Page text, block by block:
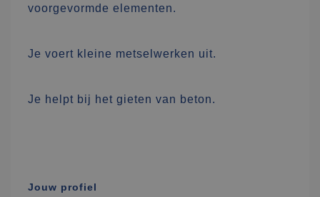
voorgevormde elementen.
Je voert kleine metselwerken uit.
Je helpt bij het gieten van beton.
Jouw profiel